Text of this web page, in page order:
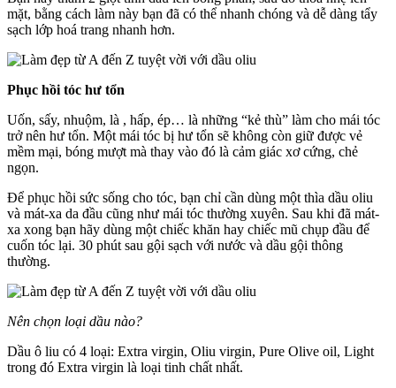
mặt, bằng cách làm này bạn đã có thể nhanh chóng và dễ dàng tẩy
sạch lớp hoá trang nhanh hơn.
Phục hồi tóc hư tổn
Uốn, sấy, nhuộm, là , hấp, ép… là những “kẻ thù” làm cho mái tóc
trở nên hư tổn. Một mái tóc bị hư tổn sẽ không còn giữ được vẻ
mềm mại, bóng mượt mà thay vào đó là cảm giác xơ cứng, chẻ
ngọn.
Để phục hồi sức sống cho tóc, bạn chỉ cần dùng một thìa dầu oliu
và mát-xa da đầu cũng như mái tóc thường xuyên. Sau khi đã mát-
xa xong bạn hãy dùng một chiếc khăn hay chiếc mũ chụp đầu để
cuốn tóc lại. 30 phút sau gội sạch với nước và dầu gội thông
thường.
Nên chọn loại dầu nào?
Dầu ô liu có 4 loại: Extra virgin, Oliu virgin, Pure Olive oil, Light
trong đó Extra virgin là loại tinh chất nhất.